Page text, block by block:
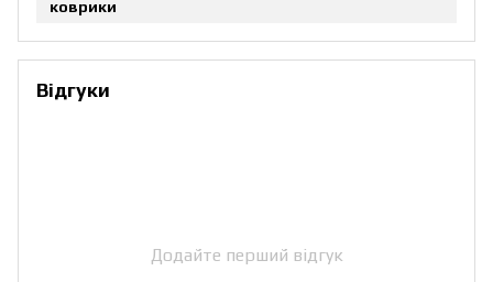
коврики
Відгуки
Додайте перший відгук